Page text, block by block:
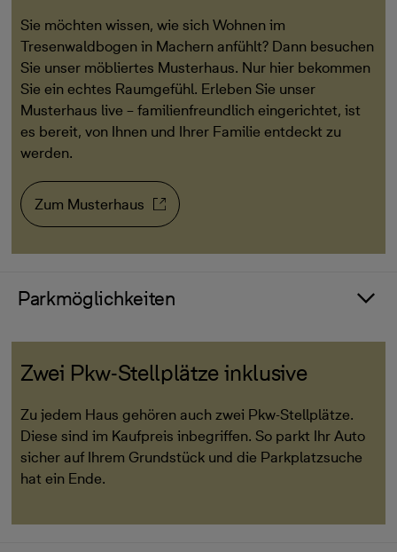
Sie möchten wissen, wie sich Wohnen im
Tresenwaldbogen in Machern anfühlt? Dann besuchen
Sie unser möbliertes Musterhaus. Nur hier bekommen
Sie ein echtes Raumgefühl. Erleben Sie unser
Musterhaus live – familienfreundlich eingerichtet, ist
es bereit, von Ihnen und Ihrer Familie entdeckt zu
werden.
Zum Musterhaus
Parkmöglichkeiten
Zwei Pkw-Stellplätze inklusive
Zu jedem Haus gehören auch zwei Pkw-Stellplätze.
Diese sind im Kaufpreis inbegriffen. So parkt Ihr Auto
sicher auf Ihrem Grundstück und die Parkplatzsuche
hat ein Ende.